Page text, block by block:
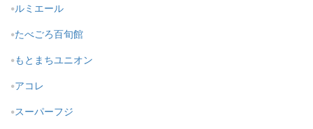
ルミエール
たべごろ百旬館
もとまちユニオン
アコレ
スーパーフジ